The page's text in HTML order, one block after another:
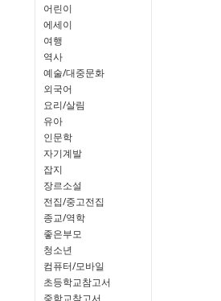
어린이
에세이
여행
역사
예술/대중문화
외국어
요리/살림
유아
인문학
자기계발
잡지
장르소설
전집/중고전집
종교/역학
좋은부모
청소년
컴퓨터/모바일
초등학교참고서
중학교참고서